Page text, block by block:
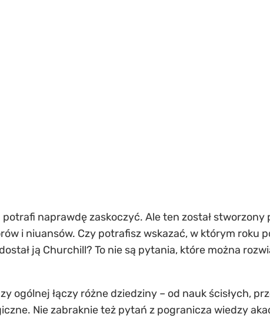
naprawdę zaskoczyć. Ale ten został
i niuansów. Czy potrafisz wskazać, w którym roku
ją Churchill? To nie są pytania, które można
ogólnej łączy różne dziedziny – od nauk ścisłych,
Nie zabraknie też pytań z pogranicza wiedzy